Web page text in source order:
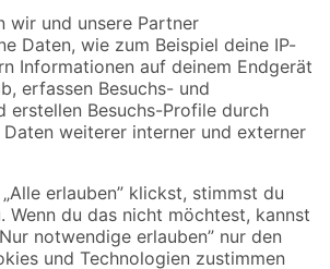
Versandarten